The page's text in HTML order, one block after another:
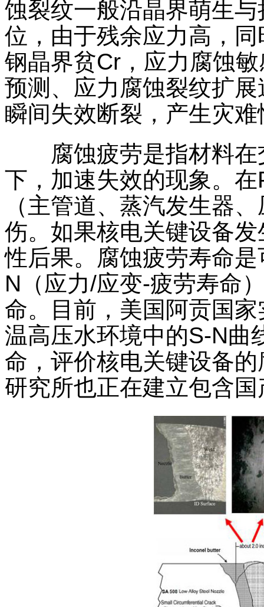
蚀裂纹一般沿晶界萌生
位，由于残余应力高，
钢晶界贫Cr，应力腐蚀
预测、应力腐蚀裂纹扩
瞬间失效断裂，产生灾
腐蚀疲劳是指材料在
下，加速失效的现象。
（主管道、蒸汽发生器
伤。如果核电关键设备
性后果。腐蚀疲劳寿命
N（应力/应变-疲劳寿命
命。目前，美国阿贡国
温高压水环境中的S-N曲
命，评价核电关键设备
研究所也正在建立包含